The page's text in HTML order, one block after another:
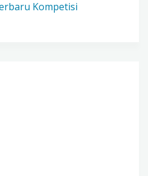
Kompetisi